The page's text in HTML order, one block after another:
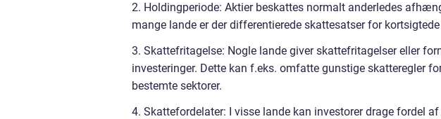
2. Holdingperiode: Aktier beskattes normalt anderledes
mange lande er der differentierede skattesatser for
3. Skattefritagelse: Nogle lande giver skattefritagelser eller
investeringer. Dette kan f.eks. omfatte gunstige skatteregler
bestemte sektorer.
4. Skattefordelater: I visse lande kan investorer drage fordel